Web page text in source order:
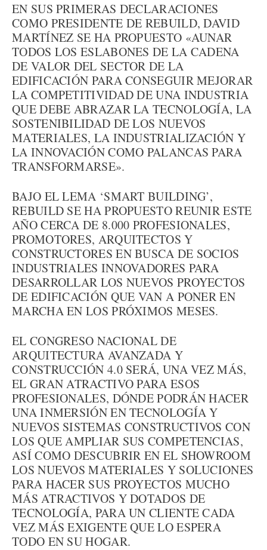
EN SUS PRIMERAS DECLARACIONES
COMO PRESIDENTE DE REBUILD, DAVID
MARTÍNEZ SE HA PROPUESTO «AUNAR
TODOS LOS ESLABONES DE LA CADENA
DE VALOR DEL SECTOR DE LA
EDIFICACIÓN PARA CONSEGUIR MEJORAR
LA COMPETITIVIDAD DE UNA INDUSTRIA
QUE DEBE ABRAZAR LA TECNOLOGÍA, LA
SOSTENIBILIDAD DE LOS NUEVOS
MATERIALES, LA INDUSTRIALIZACIÓN Y
LA INNOVACIÓN COMO PALANCAS PARA
TRANSFORMARSE».
BAJO EL LEMA ‘SMART BUILDING’,
REBUILD SE HA PROPUESTO REUNIR ESTE
AÑO CERCA DE 8.000 PROFESIONALES,
PROMOTORES, ARQUITECTOS Y
CONSTRUCTORES EN BUSCA DE SOCIOS
INDUSTRIALES INNOVADORES PARA
DESARROLLAR LOS NUEVOS PROYECTOS
DE EDIFICACIÓN QUE VAN A PONER EN
MARCHA EN LOS PRÓXIMOS MESES.
EL CONGRESO NACIONAL DE
ARQUITECTURA AVANZADA Y
CONSTRUCCIÓN 4.0 SERÁ, UNA VEZ MÁS,
EL GRAN ATRACTIVO PARA ESOS
PROFESIONALES, DÓNDE PODRÁN HACER
UNA INMERSIÓN EN TECNOLOGÍA Y
NUEVOS SISTEMAS CONSTRUCTIVOS CON
LOS QUE AMPLIAR SUS COMPETENCIAS,
ASÍ COMO DESCUBRIR EN EL SHOWROOM
LOS NUEVOS MATERIALES Y SOLUCIONES
PARA HACER SUS PROYECTOS MUCHO
MÁS ATRACTIVOS Y DOTADOS DE
TECNOLOGÍA, PARA UN CLIENTE CADA
VEZ MÁS EXIGENTE QUE LO ESPERA
TODO EN SU HOGAR.